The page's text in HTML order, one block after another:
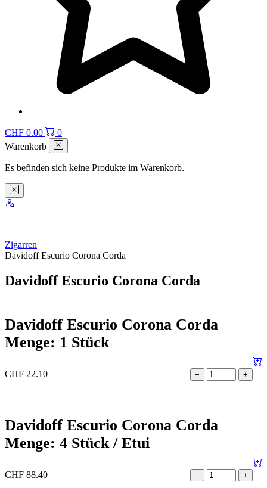
CHF 0.00
0
Warenkorb
Es befinden sich keine Produkte im Warenkorb.
Zigarren
Davidoff Escurio Corona Corda
Davidoff Escurio Corona Corda
Davidoff Escurio Corona Corda
Menge: 1 Stück
CHF 22.10 − +
Davidoff Escurio Corona Corda
Menge: 4 Stück / Etui
CHF 88.40 − +